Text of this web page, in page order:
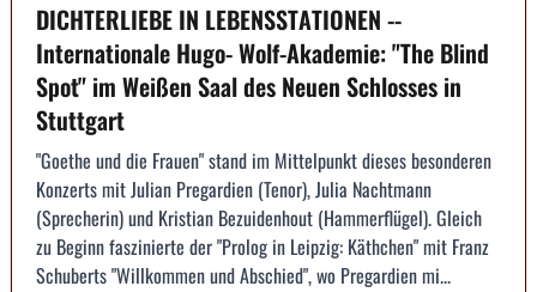
DICHTERLIEBE IN LEBENSSTATIONEN --
Internationale Hugo- Wolf-Akademie: "The Blind
Spot" im Weißen Saal des Neuen Schlosses in
Stuttgart
"Goethe und die Frauen" stand im Mittelpunkt dieses besonderen
Konzerts mit Julian Pregardien (Tenor), Julia Nachtmann
(Sprecherin) und Kristian Bezuidenhout (Hammerflügel). Gleich
zu Beginn faszinierte der "Prolog in Leipzig: Käthchen" mit Franz
Schuberts "Willkommen und Abschied", wo Pregardien mi...